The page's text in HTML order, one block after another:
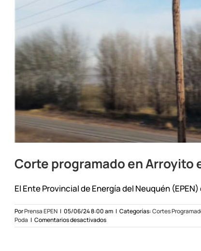
Corte programado en Arroyito
El Ente Provincial de Energía del Neuquén
PorPrensa EPEN | 05/06/24 8:00 am | Categorías:Cortes
Poda | Comentarios desactivadosen
Corte